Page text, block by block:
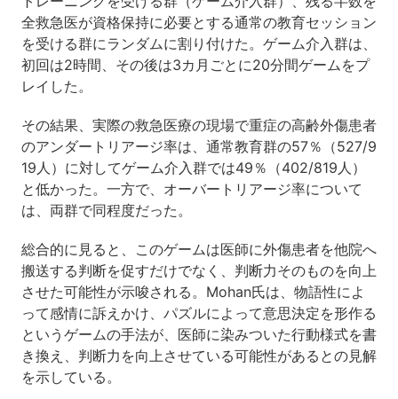
全救急医が資格保持に必要とする通常の教育セッション
を受ける群にランダムに割り付けた。ゲーム介入群は、
初回は2時間、その後は3カ月ごとに20分間ゲームをプ
レイした。
その結果、実際の救急医療の現場で重症の高齢外傷患者
のアンダートリアージ率は、通常教育群の57％（527/9
19人）に対してゲーム介入群では49％（402/819人）
と低かった。一方で、オーバートリアージ率について
は、両群で同程度だった。
総合的に見ると、このゲームは医師に外傷患者を他院へ
搬送する判断を促すだけでなく、判断力そのものを向上
させた可能性が示唆される。Mohan氏は、物語性によ
って感情に訴えかけ、パズルによって意思決定を形作る
というゲームの手法が、医師に染みついた行動様式を書
き換え、判断力を向上させている可能性があるとの見解
を示している。